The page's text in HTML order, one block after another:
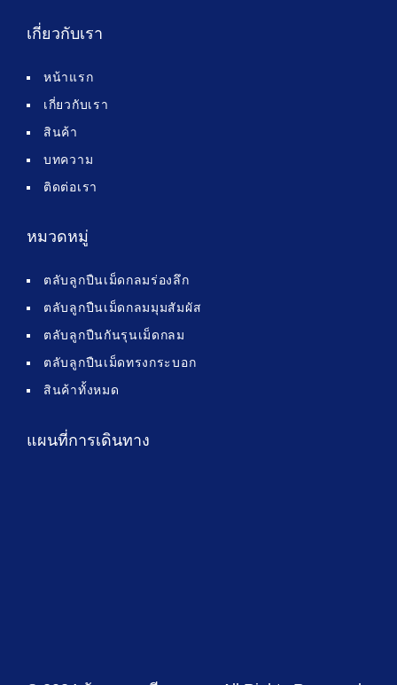
เกี่ยวกับเรา
หน้าแรก
เกี่ยวกับเรา
สินค้า
บทความ
ติดต่อเรา
หมวดหมู่
ตลับลูกปืนเม็ดกลมร่องลึก
ตลับลูกปืนเม็ดกลมมุมสัมผัส
ตลับลูกปืนกันรุนเม็ดกลม
ตลับลูกปืนเม็ดทรงกระบอก
สินค้าทั้งหมด
แผนที่การเดินทาง